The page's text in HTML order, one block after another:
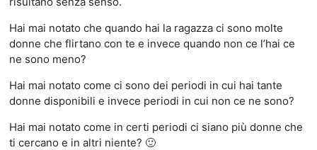
Hai mai notato che quando hai la ragazza ci sono molte
donne che flirtano con te e invece quando non ce l’hai ce
ne sono meno?
Hai mai notato come ci sono dei periodi in cui hai tante
donne disponibili e invece periodi in cui non ce ne sono?
Hai mai notato come in certi periodi ci siano più donne che
ti cercano e in altri niente? 🙂